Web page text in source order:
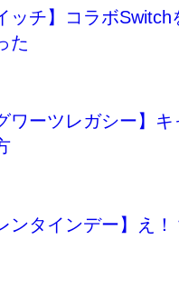
ッチ】コラボ
た
ワーツレガシー】
ンタインデー】え